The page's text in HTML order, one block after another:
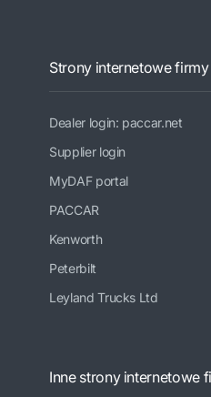
Strony internetowe firmy
Dealer login: paccar.net
Supplier login
MyDAF portal
PACCAR
Kenworth
Peterbilt
Leyland Trucks Ltd
Inne strony internetowe